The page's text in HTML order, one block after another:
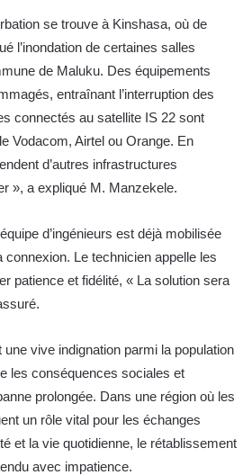
se trouve à Kinshasa, où de
l’inondation de certaines salles
de Maluku. Des équipements
entraînant l’interruption des
connectés au satellite IS 22 sont
Vodacom, Airtel ou Orange. En
d’autres infrastructures
», a expliqué M. Manzekele.
d’ingénieurs est déjà mobilisée
connexion. Le technicien appelle les
patience et fidélité, « La solution sera
vive indignation parmi la population
les conséquences sociales et
prolongée. Dans une région où les
un rôle vital pour les échanges
et la vie quotidienne, le rétablissement
avec impatience.